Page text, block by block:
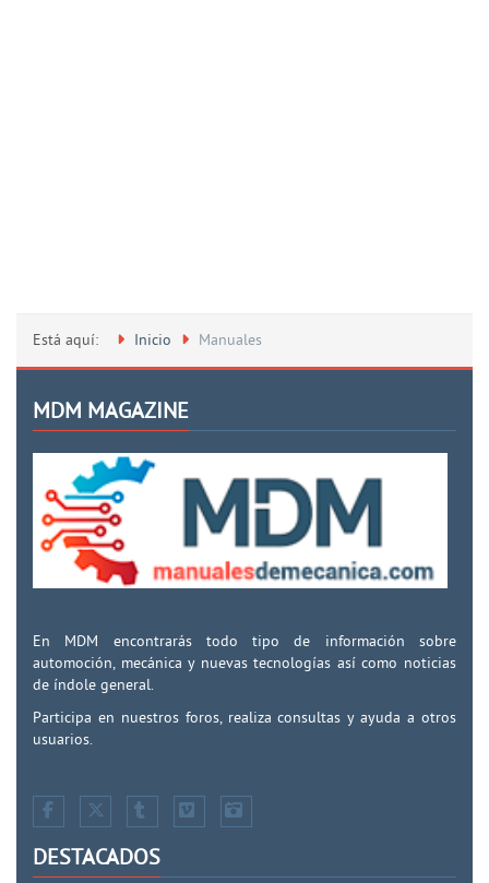
Está aquí: Inicio Manuales
MDM MAGAZINE
En MDM encontrarás todo tipo de información sobre
automoción, mecánica y nuevas tecnologías así como noticias
de índole general.
Participa en nuestros foros, realiza consultas y ayuda a otros
usuarios.
DESTACADOS